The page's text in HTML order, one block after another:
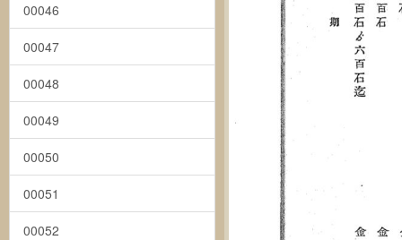
00046
00047
00048
00049
00050
00051
00052